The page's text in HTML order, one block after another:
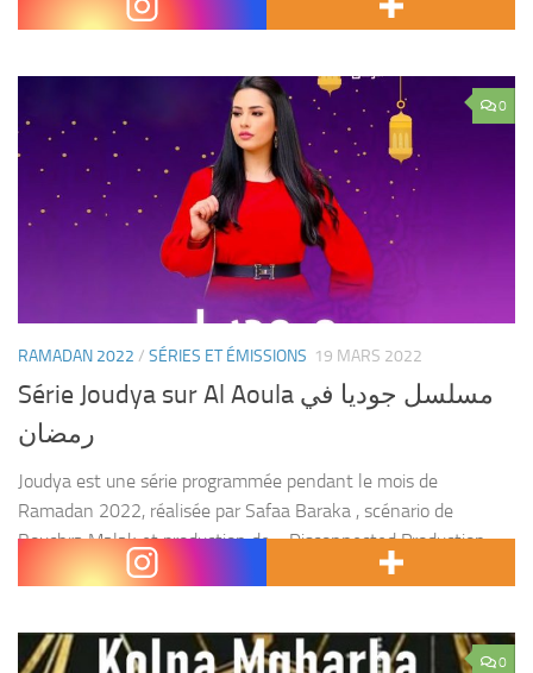
production de Soread 2M, et...
0
RAMADAN 2022 / SÉRIES ET ÉMISSIONS 19 MARS 2022
Série Joudya sur Al Aoula مسلسل جوديا في
رمضان
Joudya est une série programmée pendant le mois de
Ramadan 2022, réalisée par Safaa Baraka , scénario de
Bouchra Malak et production de « Disconnected Production ».
Les événements de la série tournent autour de l’histoire...
0